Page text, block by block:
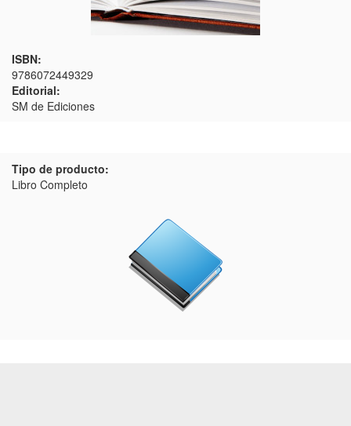
ISBN:
9786072449329
Editorial:
SM de Ediciones
Tipo de producto:
Libro Completo